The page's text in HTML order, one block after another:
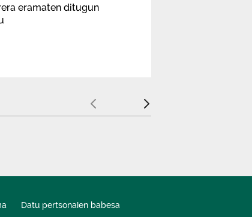
eramaten ditugun
Aurrekoa Hurrengoa
Datu pertsonalen babesa